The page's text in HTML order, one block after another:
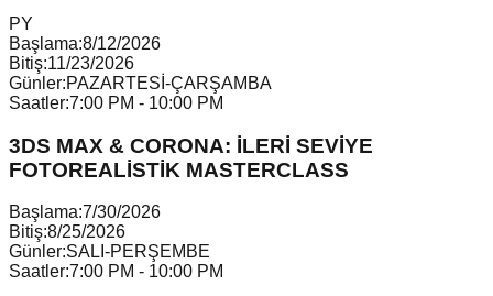
PY
Başlama:8/12/2026
Bitiş:11/23/2026
Günler:PAZARTESİ-ÇARŞAMBA
Saatler:7:00 PM - 10:00 PM
3DS MAX & CORONA: İLERİ SEVİYE
FOTOREALİSTİK MASTERCLASS
Başlama:7/30/2026
Bitiş:8/25/2026
Günler:SALI-PERŞEMBE
Saatler:7:00 PM - 10:00 PM